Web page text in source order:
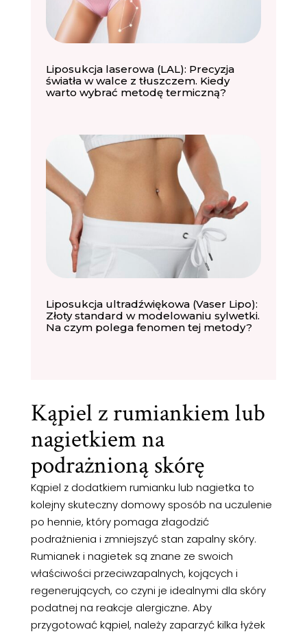
Liposukcja laserowa (LAL): Precyzja
światła w walce z tłuszczem. Kiedy
warto wybrać metodę termiczną?
Liposukcja ultradźwiękowa (Vaser Lipo):
Złoty standard w modelowaniu sylwetki.
Na czym polega fenomen tej metody?
Kąpiel z rumiankiem lub
nagietkiem na
podrażnioną skórę
Kąpiel z dodatkiem rumianku lub nagietka to
kolejny skuteczny domowy sposób na uczulenie
po hennie, który pomaga złagodzić
podrażnienia i zmniejszyć stan zapalny skóry.
Rumianek i nagietek są znane ze swoich
właściwości przeciwzapalnych, kojących i
regenerujących, co czyni je idealnymi dla skóry
podatnej na reakcje alergiczne. Aby
przygotować kąpiel, należy zaparzyć kilka łyżek